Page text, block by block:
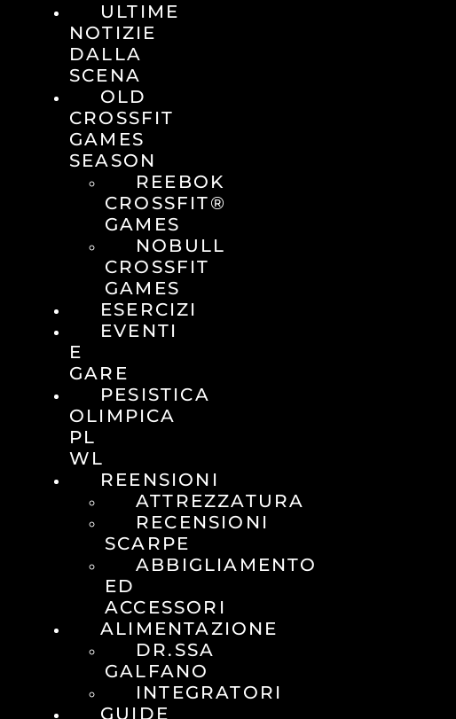
ULTIME
NOTIZIE
DALLA
SCENA
OLD
CROSSFIT
GAMES
SEASON
REEBOK
CROSSFIT®
GAMES
NOBULL
CROSSFIT
GAMES
ESERCIZI
EVENTI
E
GARE
PESISTICA
OLIMPICA
PL
WL
REENSIONI
ATTREZZATURA
RECENSIONI
SCARPE
ABBIGLIAMENTO
ED
ACCESSORI
ALIMENTAZIONE
DR.SSA
GALFANO
INTEGRATORI
GUIDE